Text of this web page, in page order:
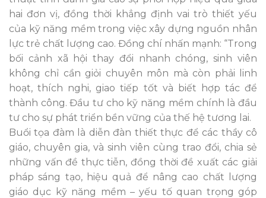
hai đơn vị, đồng thời khẳng định vai trò thiết yếu
của kỹ năng mềm trong việc xây dựng nguồn nhân
lực trẻ chất lượng cao. Đồng chí nhấn mạnh: “Trong
bối cảnh xã hội thay đổi nhanh chóng, sinh viên
không chỉ cần giỏi chuyên môn mà còn phải linh
hoạt, thích nghi, giao tiếp tốt và biết hợp tác để
thành công. Đầu tư cho kỹ năng mềm chính là đầu
tư cho sự phát triển bền vững của thế hệ tương lai.
Buổi tọa đàm là diễn đàn thiết thực để các thầy cô
giáo, chuyên gia, và sinh viên cùng trao đổi, chia sẻ
những vấn đề thực tiễn, đồng thời đề xuất các giải
pháp sáng tạo, hiệu quả để nâng cao chất lượng
giáo dục kỹ năng mềm – yếu tố quan trọng góp